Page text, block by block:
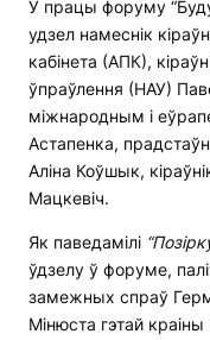
У працы форуму
удзел намеснік
кабінета (АПК),
ўпраўлення (НАУ)
міжнародным і
Астапенка,
Аліна Коўшык,
Мацкевіч.
Як паведамілі
ўдзелу ў форуме,
замежных спраў
Мінюста гэтай